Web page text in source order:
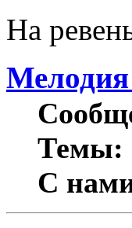
На
Темы:
С